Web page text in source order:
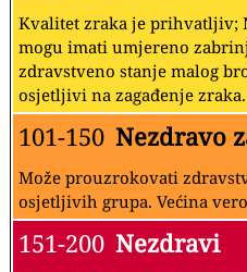
Kvalitet zraka je prihvatljiv;
mogu imati umjereno
zdravstveno stanje malog
osjetljivi na zagađenje zraka.
101-150 Nezdravo
Može prouzrokovati
osjetljivih grupa. Većina
151-200 Nezdravi